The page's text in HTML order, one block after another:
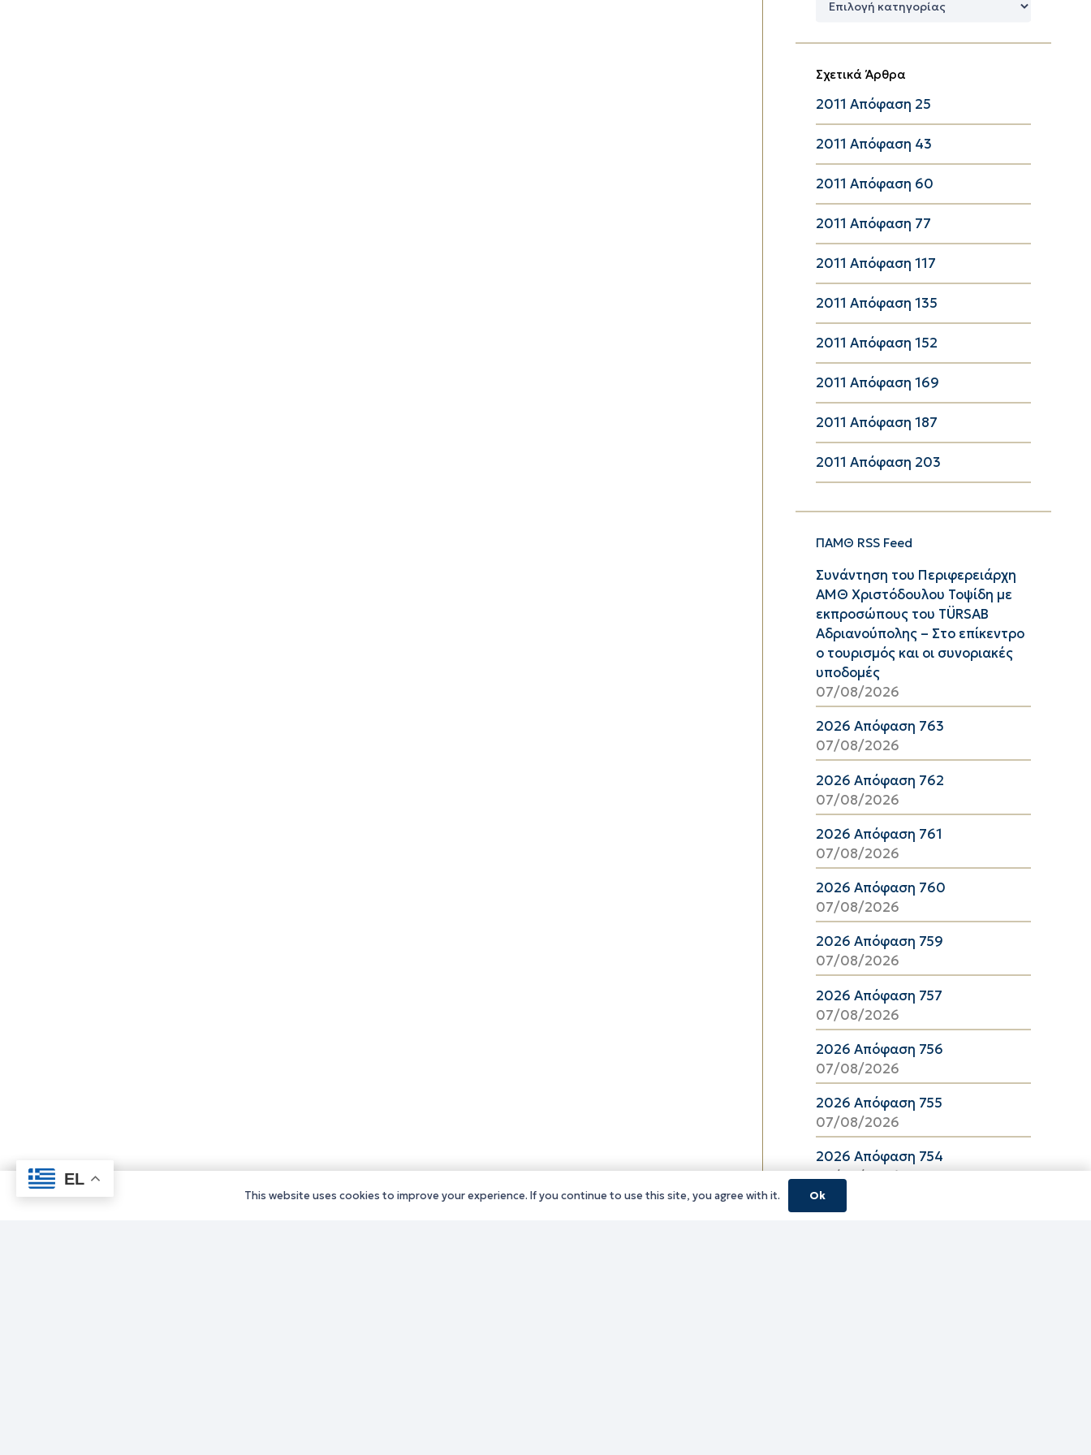
Σχετικά Άρθρα
2011 Απόφαση 25
2011 Απόφαση 43
2011 Απόφαση 60
2011 Απόφαση 77
2011 Απόφαση 117
2011 Απόφαση 135
2011 Απόφαση 152
2011 Απόφαση 169
2011 Απόφαση 187
2011 Απόφαση 203
ΠΑΜΘ RSS Feed
Συνάντηση του Περιφερειάρχη
ΑΜΘ Χριστόδουλου Τοψίδη με
εκπροσώπους του TÜRSAB
Αδριανούπολης – Στο επίκεντρο
ο τουρισμός και οι συνοριακές
υποδομές
07/08/2026
2026 Απόφαση 763
07/08/2026
2026 Απόφαση 762
07/08/2026
2026 Απόφαση 761
07/08/2026
2026 Απόφαση 760
07/08/2026
2026 Απόφαση 759
07/08/2026
2026 Απόφαση 757
07/08/2026
2026 Απόφαση 756
07/08/2026
2026 Απόφαση 755
07/08/2026
2026 Απόφαση 754
07/08/2026
EL
This website uses cookies to improve your experience. If you continue to use this site, you agree with it. Ok